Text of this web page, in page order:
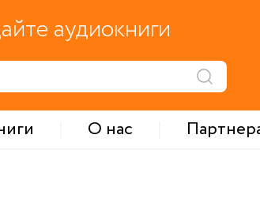
аудиокниги
О нас